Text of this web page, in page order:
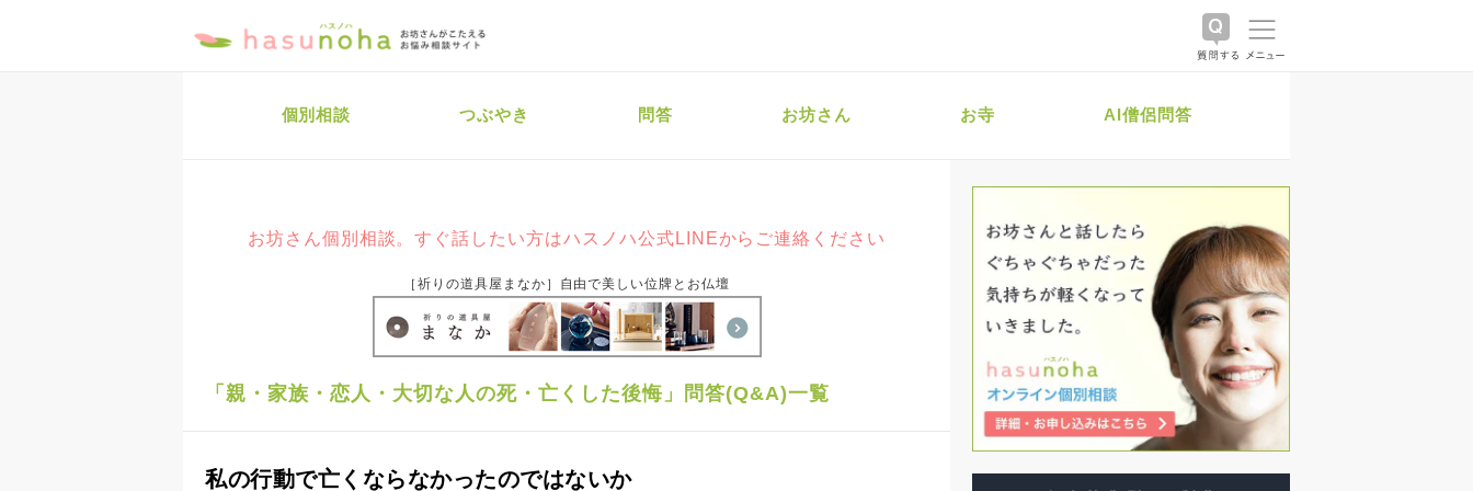
個別相談 つぶやき 問答 お坊さん お寺 AI僧侶問答
お坊さん個別相談。すぐ話したい方はハスノハ公式LINEからご連絡ください
［祈りの道具屋まなか］自由で美しい位牌とお仏壇
「親・家族・恋人・大切な人の死・亡くした後悔」問答(Q&A)一覧
私の行動で亡くならなかったのではないか